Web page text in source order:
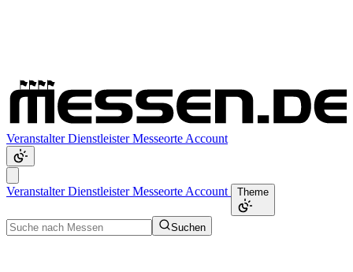
VeranstalterDienstleisterMesseorte Account
VeranstalterDienstleisterMesseorte Account Theme
Suchen